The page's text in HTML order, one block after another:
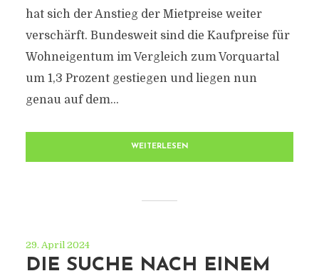
hat sich der Anstieg der Mietpreise weiter
verschärft. Bundesweit sind die Kaufpreise für
Wohneigentum im Vergleich zum Vorquartal
um 1,3 Prozent gestiegen und liegen nun
genau auf dem...
WEITERLESEN
29. April 2024
DIE SUCHE NACH EINEM